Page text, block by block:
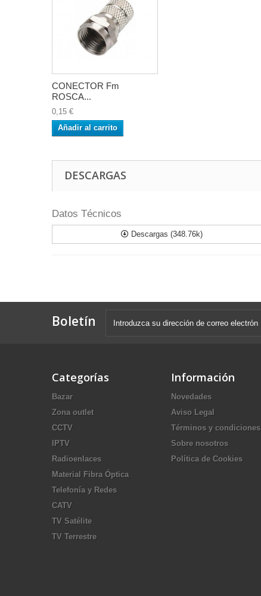
CONECTOR Fm
ROSCA...
0,15 €
Añadir al carrito
DESCARGAS
Datos Técnicos
Descargas (348.76k)
Boletín
Categorías
Bazar
Zona outlet
CCTV
IPTV
Radioenlaces
Material Fibra Óptica
Telefonía y Redes
CATV
TV Satélite
TV Terrestre
Información
Novedades
Aviso Legal
Términos y condiciones
Sobre nosotros
Política de Cookies